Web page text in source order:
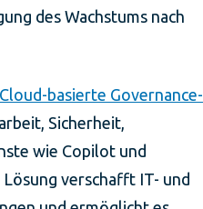
des Wachstums nach
Cloud-basierte Governance-
Sicherheit,
wie Copilot und
verschafft IT- und